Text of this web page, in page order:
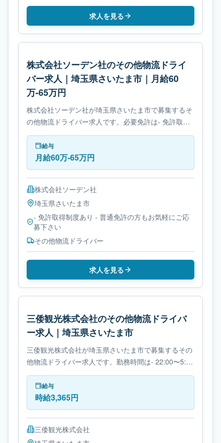
求人を見る
株式会社ソーデン社のその他物流ドライ
バー求人｜埼玉県さいたま市｜月給60
万-65万円
株式会社ソーデン社が埼玉県さいたま市で募集するそ
の他物流ドライバー求人です。必要免許は- 免許取得
制度ありです。
給与
月給60万-65万円
株式会社ソーデン社
埼玉県さいたま市
- 免許取得制度あり - 普通免許の方もお気軽にご応
募下さい
その他物流ドライバー
求人を見る
三倭観光株式会社のその他物流ドライバ
ー求人｜埼玉県さいたま市
三倭観光株式会社が埼玉県さいたま市で募集するその
他物流ドライバー求人です。勤務時間は- 22:00〜5:00
です。必要免許は- 免許取得制度ありです。
給与
時給3,365円
三倭観光株式会社